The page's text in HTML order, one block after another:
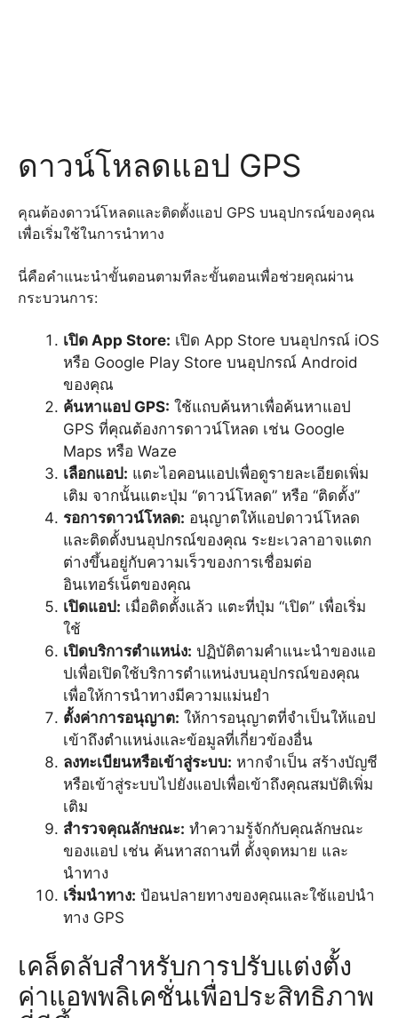
ดาวน์โหลดแอป GPS
คุณต้องดาวน์โหลดและติดตั้งแอป GPS บนอุปกรณ์ของคุณ
เพื่อเริ่มใช้ในการนำทาง
นี่คือคำแนะนำขั้นตอนตามทีละขั้นตอนเพื่อช่วยคุณผ่าน
กระบวนการ:
เปิด App Store: เปิด App Store บนอุปกรณ์ iOS
หรือ Google Play Store บนอุปกรณ์ Android
ของคุณ
ค้นหาแอป GPS: ใช้แถบค้นหาเพื่อค้นหาแอป
GPS ที่คุณต้องการดาวน์โหลด เช่น Google
Maps หรือ Waze
เลือกแอป: แตะไอคอนแอปเพื่อดูรายละเอียดเพิ่ม
เติม จากนั้นแตะปุ่ม “ดาวน์โหลด” หรือ “ติดตั้ง”
รอการดาวน์โหลด: อนุญาตให้แอปดาวน์โหลด
และติดตั้งบนอุปกรณ์ของคุณ ระยะเวลาอาจแตก
ต่างขึ้นอยู่กับความเร็วของการเชื่อมต่อ
อินเทอร์เน็ตของคุณ
เปิดแอป: เมื่อติดตั้งแล้ว แตะที่ปุ่ม “เปิด” เพื่อเริ่ม
ใช้
เปิดบริการตำแหน่ง: ปฏิบัติตามคำแนะนำของแอ
ปเพื่อเปิดใช้บริการตำแหน่งบนอุปกรณ์ของคุณ
เพื่อให้การนำทางมีความแม่นยำ
ตั้งค่าการอนุญาต: ให้การอนุญาตที่จำเป็นให้แอป
เข้าถึงตำแหน่งและข้อมูลที่เกี่ยวข้องอื่น
ลงทะเบียนหรือเข้าสู่ระบบ: หากจำเป็น สร้างบัญชี
หรือเข้าสู่ระบบไปยังแอปเพื่อเข้าถึงคุณสมบัติเพิ่ม
เติม
สำรวจคุณลักษณะ: ทำความรู้จักกับคุณลักษณะ
ของแอป เช่น ค้นหาสถานที่ ตั้งจุดหมาย และ
นำทาง
เริ่มนำทาง: ป้อนปลายทางของคุณและใช้แอปนำ
ทาง GPS
เคล็ดลับสำหรับการปรับแต่งตั้ง
ค่าแอพพลิเคชั่นเพื่อประสิทธิภาพ